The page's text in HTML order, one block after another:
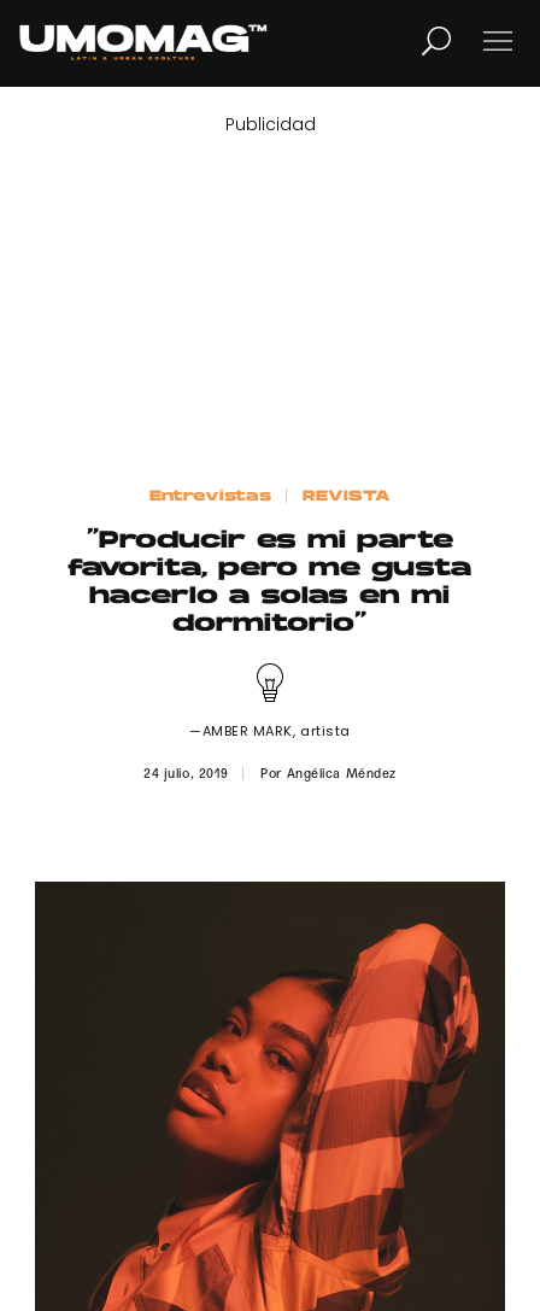
LIFESTYLE
Publicidad
Contacto
© 2015-2022 UMOMAG. PROPIEDAD DE UMO agency. TODOS LOS
Publicidad
Entrevistas REVISTA
“Producir es mi parte
favorita, pero me gusta
hacerlo a solas en mi
dormitorio”
—AMBER MARK, artista
24 julio, 2019 Por Angélica Méndez